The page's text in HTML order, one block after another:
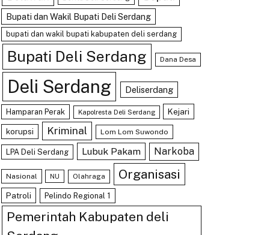
Bupati dan Wakil Bupati Deli Serdang
bupati dan wakil bupati kabupaten deli serdang
Bupati Deli Serdang Dana Desa
Deli Serdang Deliserdang
Hamparan Perak Kapolresta Deli Serdang Kejari
korupsi Kriminal Lom Lom Suwondo
LPA Deli Serdang Lubuk Pakam Narkoba
Nasional NU Olahraga Organisasi
Patroli Pelindo Regional 1
Pemerintah Kabupaten deli